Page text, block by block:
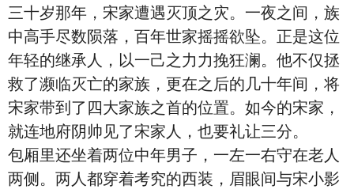
三十岁那年，宋家遭遇灭顶之灾。一夜之间，族
中高手尽数陨落，百年世家摇摇欲坠。正是这位
年轻的继承人，以一己之力力挽狂澜。他不仅拯
救了濒临灭亡的家族，更在之后的几十年间，将
宋家带到了四大家族之首的位置。如今的宋家，
就连地府阴帅见了宋家人，也要礼让三分。
包厢里还坐着两位中年男子，一左一右守在老人
两侧。两人都穿着考究的西装，眉眼间与宋小影